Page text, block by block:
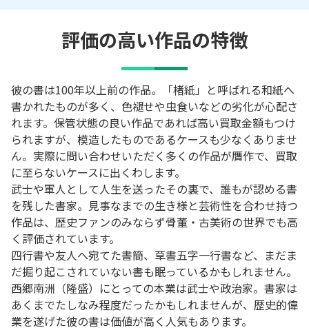
評価の高い作品の特徴
彼の書は100年以上前の作品。「楮紙」と呼ばれる和紙へ
書かれたものが多く、色褪せや虫食いなどの劣化が心配さ
れます。保管状態の良い作品であれば高い買取金額もつけ
られますが、模造したものであるケースも少なくありませ
ん。実際に問い合わせいただく多くの作品が贋作で、買取
に至らないケースに出くわします。
武士や軍人として人生を送ったその裏で、誰もが認める書
を残した書家。見事なまでの生き様と芸術性を合わせ持つ
作品は、歴史ファンのみならず骨董・古美術の世界でも高
く評価されています。
四行書や友人へ宛てた書簡、草書五字一行書など、まだま
だ掘り起こされていない書も眠っているかもしれません。
西郷南洲（隆盛）にとっての本業は武士や政治家。書家は
あくまでたしなみ程度だったかもしれませんが、歴史的偉
業を遂げた彼の書は価値が高く人気もあります。